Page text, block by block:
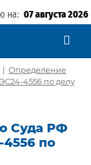
на: 07 августа 2026
| Определение
4556 по делу
Суда РФ
4556 по